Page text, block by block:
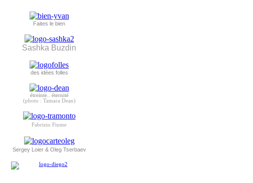
Faites le bien
Sashka Buzdin
des idées folles
étreinte.. éternité
(photo : Tamara Dean)
Fabrizio Fiume
Sergey Loier & Oleg Tserbaev